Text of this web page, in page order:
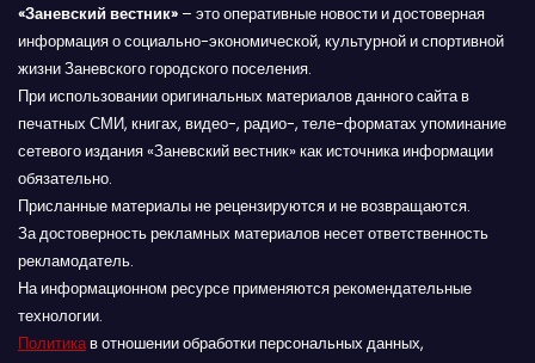
«Заневский вестник» – это оперативные новости и достоверная
информация о социально-экономической, культурной и спортивной
жизни Заневского городского поселения.
При использовании оригинальных материалов данного сайта в
печатных СМИ, книгах, видео-, радио-, теле-форматах упоминание
сетевого издания «Заневский вестник» как источника информации
обязательно.
Присланные материалы не рецензируются и не возвращаются.
За достоверность рекламных материалов несет ответственность
рекламодатель.
На информационном ресурсе применяются рекомендательные
технологии.
Политикав отношении обработки персональных данных,